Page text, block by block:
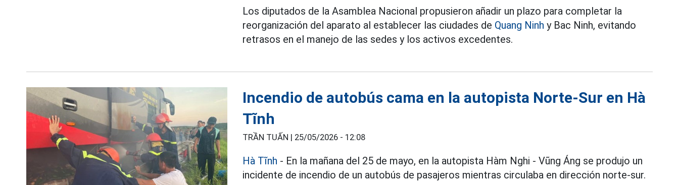
Los diputados de la Asamblea Nacional propusieron añadir un plazo para completar la
reorganización del aparato al establecer las ciudades de Quang Ninh y Bac Ninh, evitando
retrasos en el manejo de las sedes y los activos excedentes.
Incendio de autobús cama en la autopista Norte-Sur en Hà
Tĩnh
TRẦN TUẤN | 25/05/2026 - 12:08
Hà Tĩnh - En la mañana del 25 de mayo, en la autopista Hàm Nghi - Vũng Áng se produjo un
incidente de incendio de un autobús de pasajeros mientras circulaba en dirección norte-sur.